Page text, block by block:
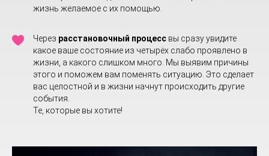
жизнь желаемое с их помощью.
Через расстановочный процесс вы сразу увидите
какое ваше состояние из четырёх слабо проявлено в
жизни, а какого слишком много. Мы выявим причины
этого и поможем вам поменять ситуацию. Это сделает
вас целостной и в жизни начнут происходить другие
события.
Те, которые вы хотите!